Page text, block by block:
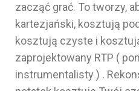
zacząć grać. To tworzy,
kartezjański, kosztują
kosztują czyste i
zaprojektowany RTP (
instrumentalisty ) .